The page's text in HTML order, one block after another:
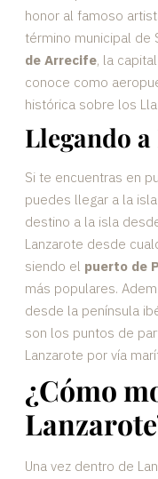
honor al famoso
término municipal de
de Arrecife, la
conoce como
histórica sobre los
Llegando
Si te encuentras en
puedes llegar a la
destino a la isla
Lanzarote desde
siendo el puerto de
más populares.
desde la península
son los puntos de
Lanzarote por vía
¿Cómo
Una vez dentro de